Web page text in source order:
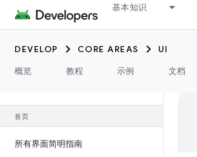
基本知识
DEVELOP CORE AREAS
UI
概览
教程 示例 文档
首页
所有界面简明指南